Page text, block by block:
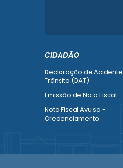
CIDADÃO
Declaração de
Trânsito (DAT)
Emissão de Nota Fiscal
Nota Fiscal Avulsa -
Credenciamento
Ver mais serviços do